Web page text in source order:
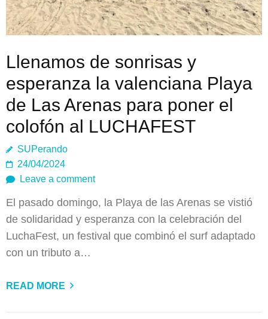
Llenamos de sonrisas y
esperanza la valenciana Playa
de Las Arenas para poner el
colofón al LUCHAFEST
SUPerando
24/04/2024
Leave a comment
El pasado domingo, la Playa de las Arenas se vistió
de solidaridad y esperanza con la celebración del
LuchaFest, un festival que combinó el surf adaptado
con un tributo a…
READ MORE